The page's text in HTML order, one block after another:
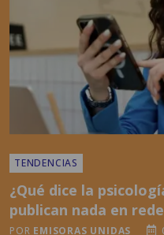
TENDENCIAS
¿Qué dice la
publican nada en
POR EMISORAS UNIDAS